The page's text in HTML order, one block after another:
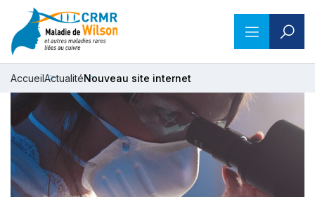
AccueilActualitéNouveau site internet